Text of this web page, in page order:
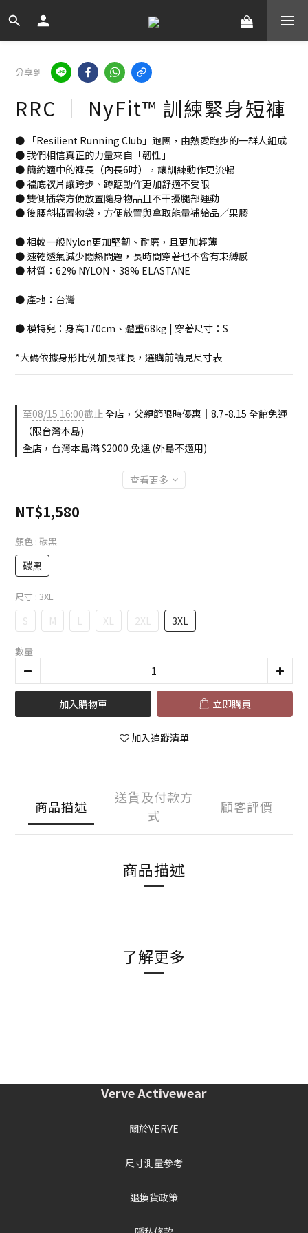
分享到
RRC ｜ NyFit™ 訓練緊身短褲
● 「Resilient Running Club」跑團，由熱愛跑步的一群人組成
● 我們相信真正的力量來自「韌性」
● 簡約適中的褲長（內長6吋），讓訓練動作更流暢
● 襠底衩片讓跨步、蹲踞動作更加舒適不受限
● 雙側插袋方便放置隨身物品且不干擾腿部運動
● 後腰斜插置物袋，方便放置與拿取能量補給品／果膠
● 相較一般Nylon更加堅韌、耐磨，且更加輕薄
● 速乾透氣減少悶熱問題，長時間穿著也不會有束縛感
● 材質：62% NYLON、38% ELASTANE
● 產地：台灣
● 模特兒：身高170cm、體重68kg | 穿著尺寸：S
*大碼依據身形比例加長褲長，選購前請見尺寸表
至08/15 16:00截止全店，父親節限時優惠｜8.7-8.15 全館免運
（限台灣本島)
全店，台灣本島滿 $2000 免運 (外島不適用)
查看更多
NT$1,580
顏色 : 碳黑
碳黑
尺寸 : 3XL
S M L XL 2XL 3XL
數量
加入購物車 立即購買
加入追蹤清單
商品描述
送貨及付款方
式
顧客評價
商品描述
了解更多
Verve Activewear
關於VERVE
尺寸測量參考
退換貨政策